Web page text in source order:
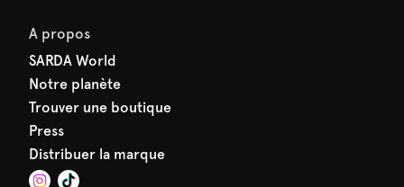
A propos
SARDA World
Notre planète
Trouver une boutique
Press
Distribuer la marque